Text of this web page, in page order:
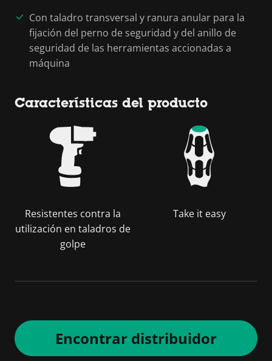
Con taladro transversal y ranura anular para la
fijación del perno de seguridad y del anillo de
seguridad de las herramientas accionadas a
máquina
Características del producto
Resistentes contra la
utilización en taladros de
golpe
Take it easy
Encontrar distribuidor